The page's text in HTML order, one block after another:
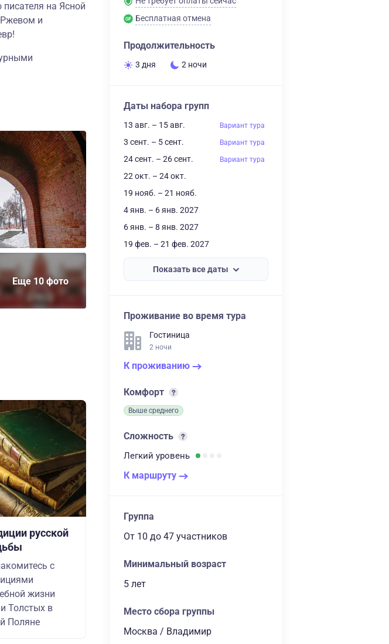
на Ясной
и
Еще 10 фото
русской
с
жизни
Толстых в
Поляне
Бесплатная отмена
Продолжительность
3 дня 2 ночи
Даты набора групп
13 авг. – 15 авг. Вариант тура
3 сент. – 5 сент. Вариант тура
24 сент. – 26 сент. Вариант тура
22 окт. – 24 окт.
19 нояб. – 21 нояб.
4 янв. – 6 янв. 2027
6 янв. – 8 янв. 2027
19 фев. – 21 фев. 2027
Показать все даты
Проживание во время тура
Гостиница
2 ночи
К проживанию
Комфорт
Выше среднего
Сложность
Легкий уровень
К маршруту
Группа
От 10 до 47 участников
Минимальный возраст
5 лет
Место сбора группы
Москва / Владимир